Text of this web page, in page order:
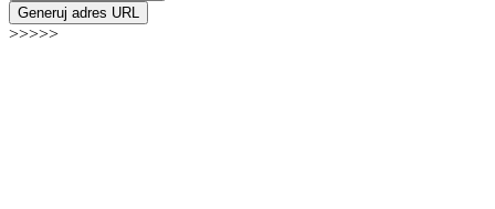
Generuj adres URL
>>>>>